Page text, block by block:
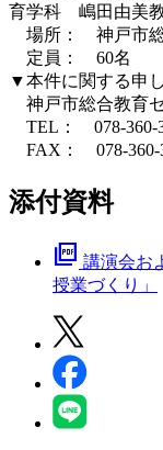
育学科 嶋田由美
場所： 神戸市
定員： 60名
▼本件に関する申
神戸市総合教育
TEL： 078-360-
FAX： 078-360-
添付資料
picture_as_pdf 講演会お
授業づくり」